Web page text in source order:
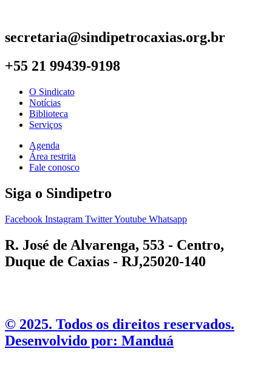
secretaria@sindipetrocaxias.org.br
+55 21 99439-9198
O Sindicato
Notícias
Biblioteca
Serviços
Agenda
Área restrita
Fale conosco
Siga o Sindipetro
Facebook Instagram TwitterYoutube Whatsapp
R. José de Alvarenga, 553 - Centro,
Duque de Caxias - RJ,25020-140
©️ 2025. Todos os direitos reservados.
Desenvolvido por: Manduá